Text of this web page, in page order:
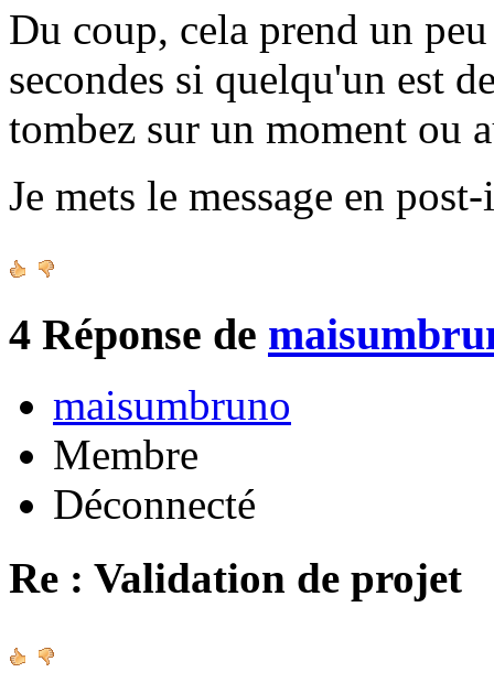
Du coup, cela prend un
secondes si quelqu'un est
tombez sur un moment ou
Je mets le message en
4 Réponse de
maisumbruno
Membre
Déconnecté
Re : Validation de projet